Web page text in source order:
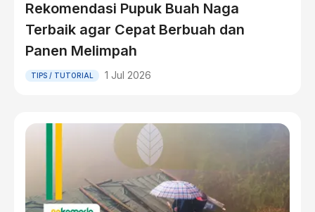
Rekomendasi Pupuk Buah Naga
Terbaik agar Cepat Berbuah dan
Panen Melimpah
TIPS / TUTORIAL 1 Jul 2026